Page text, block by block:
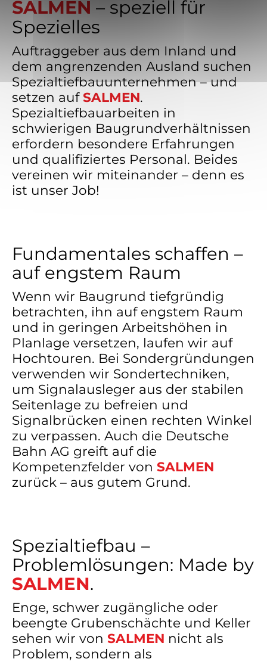
SALMEN – speziell für
Spezielles
Auftraggeber aus dem Inland und
dem angrenzenden Ausland suchen
Spezialtiefbauunternehmen – und
setzen aufSALMEN.
Spezialtiefbauarbeiten in
schwierigen Baugrundverhältnissen
erfordern besondere Erfahrungen
und qualifiziertes Personal. Beides
vereinen wir miteinander – denn es
ist unser Job!
Fundamentales schaffen –
auf engstem Raum
Wenn wir Baugrund tiefgründig
betrachten, ihn auf engstem Raum
und in geringen Arbeitshöhen in
Planlage versetzen, laufen wir auf
Hochtouren. Bei Sondergründungen
verwenden wir Sondertechniken,
um Signalausleger aus der stabilen
Seitenlage zu befreien und
Signalbrücken einen rechten Winkel
zu verpassen. Auch die Deutsche
Bahn AG greift auf die
Kompetenzfelder von SALMEN
zurück – aus gutem Grund.
Spezialtiefbau –
Problemlösungen: Made by
SALMEN.
Enge, schwer zugängliche oder
beengte Grubenschächte und Keller
sehen wir von SALMEN nicht als
Problem, sondern als